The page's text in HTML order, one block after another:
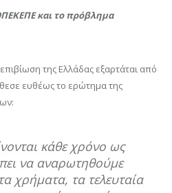
και το πρόβλημα
της Ελλάδας εξαρτάται από
ευθέως το ερώτημα της
κάθε χρόνο ως
να αναρωτηθούμε
χρήματα, τα τελευταία